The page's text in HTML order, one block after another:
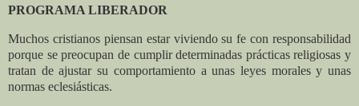
PROGRAMA LIBERADOR
Muchos cristianos piensan estar viviendo su fe con responsabilidad
porque se preocupan de cumplir determinadas prácticas religiosas y
tratan de ajustar su comportamiento a unas leyes morales y unas
normas eclesiásticas.